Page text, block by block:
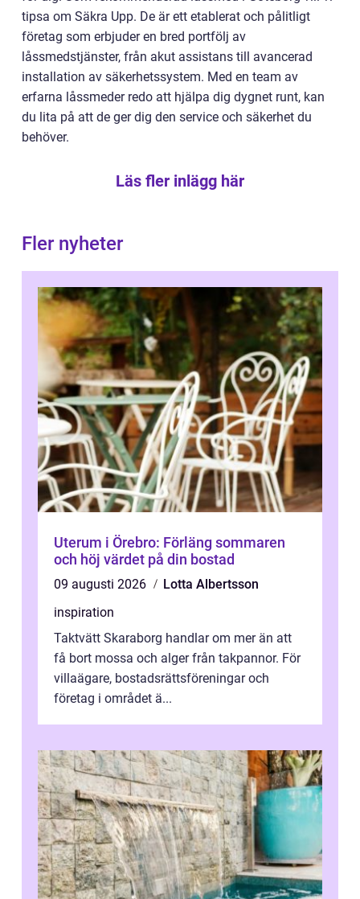
tipsa om Säkra Upp. De är ett etablerat och pålitligt
företag som erbjuder en bred portfölj av
låssmedstjänster, från akut assistans till avancerad
installation av säkerhetssystem. Med en team av
erfarna låssmeder redo att hjälpa dig dygnet runt, kan
du lita på att de ger dig den service och säkerhet du
behöver.
Läs fler inlägg här
Fler nyheter
Uterum i Örebro: Förläng sommaren
och höj värdet på din bostad
09 augusti 2026
Lotta Albertsson
inspiration
Taktvätt Skaraborg handlar om mer än att
få bort mossa och alger från takpannor. För
villaägare, bostadsrättsföreningar och
företag i området ä...